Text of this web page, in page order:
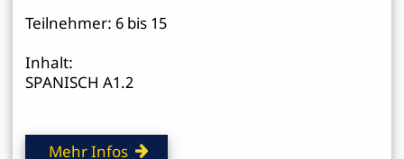
Teilnehmer: 6 bis 15
Inhalt:
SPANISCH A1.2
Mehr Infos